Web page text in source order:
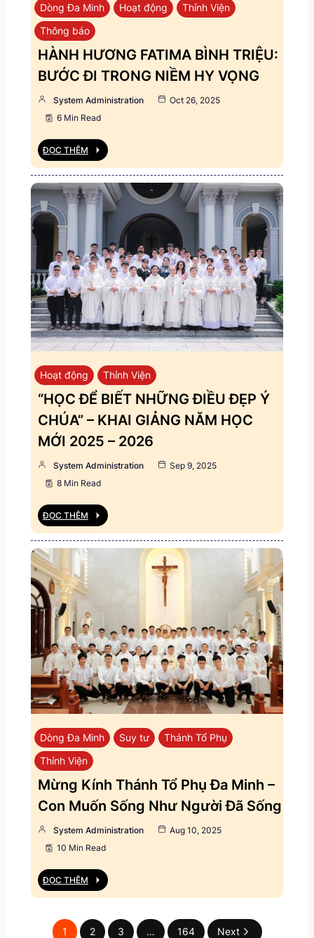
Dòng Đa Minh Hoạt động
Thỉnh Viện
Thông báo
HÀNH HƯƠNG FATIMA BÌNH TRIỆU:
BƯỚC ĐI TRONG NIỀM HY VỌNG
System Administration
Oct 26, 2025
6 Min Read
ĐỌC THÊM
Hoạt động Thỉnh Viện
“HỌC ĐỂ BIẾT NHỮNG ĐIỀU ĐẸP Ý
CHÚA” – KHAI GIẢNG NĂM HỌC
MỚI 2025 – 2026
System Administration
Sep 9, 2025
8 Min Read
ĐỌC THÊM
Dòng Đa Minh Suy tư
Thánh Tổ Phụ
Thỉnh Viện
Mừng Kính Thánh Tổ Phụ Đa Minh –
Con Muốn Sống Như Người Đã Sống
System Administration
Aug 10, 2025
10 Min Read
ĐỌC THÊM
1 2 3 … 164 Next